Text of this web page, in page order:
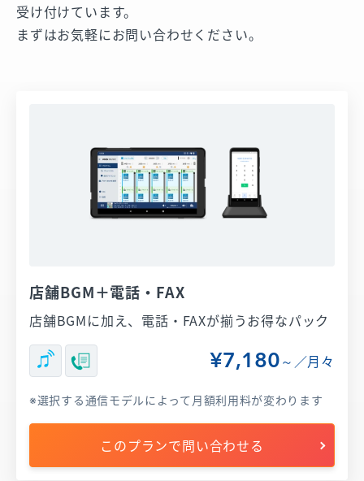
受け付けています。
まずはお気軽にお問い合わせください。
店舗BGM＋電話・FAX
店舗BGMに加え、電話・FAXが揃うお得なパック
¥7,180～／月々
選択する通信モデルによって月額利用料が変わります
このプランで問い合わせる